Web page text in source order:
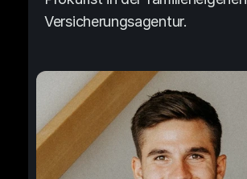
Versicherungsagentur.